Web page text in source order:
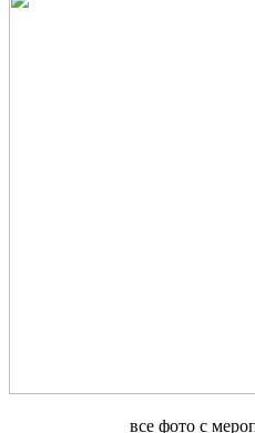
все фото с